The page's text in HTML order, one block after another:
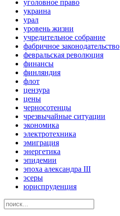
уголовное право
украина
урал
уровень жизни
учредительное собрание
фабричное законодательство
февральская революция
финансы
финляндия
флот
цензура
цены
черносотенцы
чрезвычайные ситуации
экономика
электротехника
эмиграция
энергетика
эпидемии
эпоха александра III
эсеры
юриспруденция